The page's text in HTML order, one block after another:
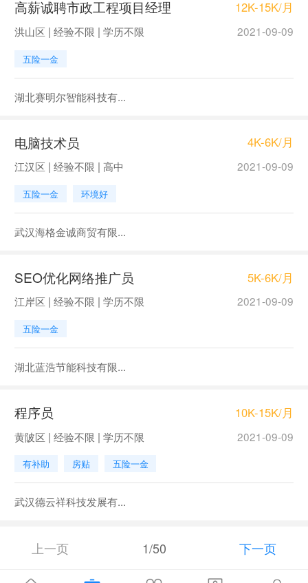
高薪诚聘市政工程项目经理 12K-15K/月
洪山区 | 经验不限 | 学历不限 2021-09-09
五险一金
湖北赛明尔智能科技有...
电脑技术员 4K-6K/月
江汉区 | 经验不限 | 高中 2021-09-09
五险一金 环境好
武汉海格金诚商贸有限...
SEO优化网络推广员 5K-6K/月
江岸区 | 经验不限 | 学历不限 2021-09-09
五险一金
湖北蓝浩节能科技有限...
程序员 10K-15K/月
黄陂区 | 经验不限 | 学历不限 2021-09-09
有补助 房贴 五险一金
武汉德云祥科技发展有...
上一页 1/50 下一页